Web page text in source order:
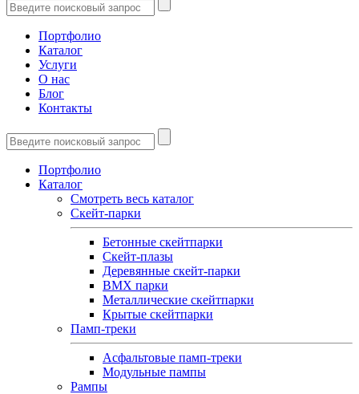
Портфолио
Каталог
Услуги
О нас
Блог
Контакты
Портфолио
Каталог
Смотреть весь каталог
Скейт-парки
Бетонные скейтпарки
Скейт‑плазы
Деревянные скейт‑парки
BMX парки
Металлические скейтпарки
Крытые скейтпарки
Памп-треки
Асфальтовые памп‑треки
Модульные пампы
Рампы